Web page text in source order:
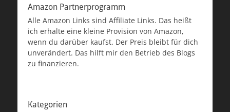
Amazon Partnerprogramm
Alle Amazon Links sind Affiliate Links. Das heißt
ich erhalte eine kleine Provision von Amazon,
wenn du darüber kaufst. Der Preis bleibt für dich
unverändert. Das hilft mir den Betrieb des Blogs
zu finanzieren.
Kategorien